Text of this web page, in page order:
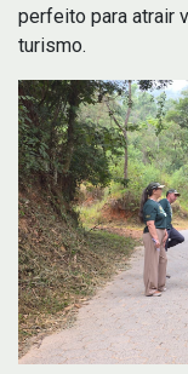
perfeito para atrair
turismo.